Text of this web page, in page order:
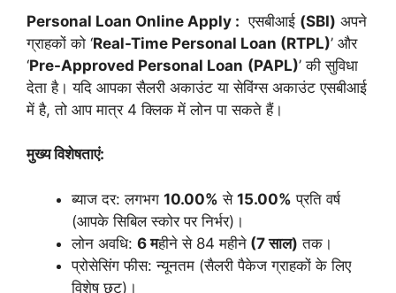
Personal Loan Online Apply : एसबीआई (SBI) अपने
ग्राहकों को ‘Real-Time Personal Loan (RTPL)’ और
‘Pre-Approved Personal Loan (PAPL)’ की सुविधा
देता है। यदि आपका सैलरी अकाउंट या सेविंग्स अकाउंट एसबीआई
में है, तो आप मात्र 4 क्लिक में लोन पा सकते हैं।
मुख्य विशेषताएं:
ब्याज दर: लगभग 10.00% से 15.00% प्रति वर्ष
(आपके सिबिल स्कोर पर निर्भर)।
लोन अवधि: 6 महीने से 84 महीने (7 साल) तक।
प्रोसेसिंग फीस: न्यूनतम (सैलरी पैकेज ग्राहकों के लिए
विशेष छूट)।